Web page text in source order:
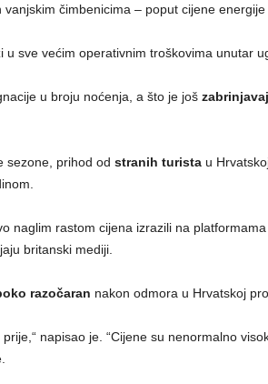
čimbenicima – poput cijene energije
u sve većim operativnim troškovima unutar
u broju noćenja, a što je još
sezone, prihod od stranih turista u
naglim rastom cijena izrazili na
britanski mediji.
razočaran nakon odmora u Hrvatskoj
prije,“ napisao je. “Cijene su nenormalno